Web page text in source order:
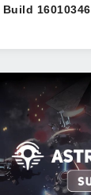
16010346